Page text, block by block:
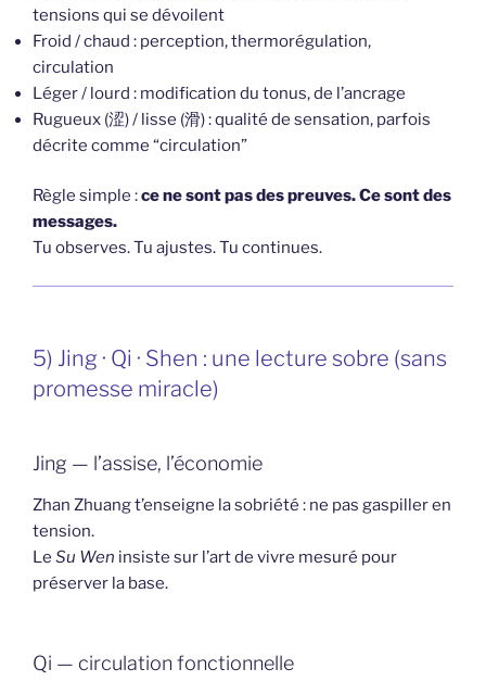
tensions qui se dévoilent
Froid / chaud : perception, thermorégulation,
circulation
Léger / lourd : modification du tonus, de l’ancrage
Rugueux (涩) / lisse (滑) : qualité de sensation, parfois
décrite comme “circulation”
Règle simple :ce ne sont pas des preuves. Ce sont des
messages.
Tu observes. Tu ajustes. Tu continues.
5) Jing · Qi · Shen : une lecture sobre (sans
promesse miracle)
Jing — l’assise, l’économie
Zhan Zhuang t’enseigne la sobriété : ne pas gaspiller en
tension.
Le Su Wen insiste sur l’art de vivre mesuré pour
préserver la base.
Qi — circulation fonctionnelle